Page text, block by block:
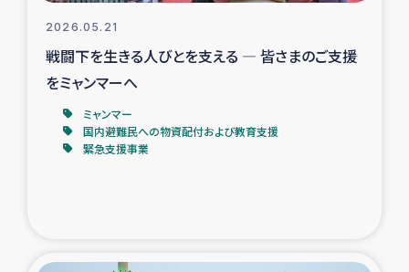
2026.05.21
戦闘下を生きる人びとを支える ― 皆さまのご支援
をミャンマーへ
ミャンマー
国内避難民への物資配付および教育支援
緊急支援事業